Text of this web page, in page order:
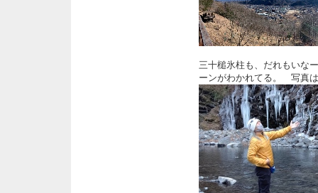
三十槌氷柱も、だれもい
ーンがわかれてる。 写真